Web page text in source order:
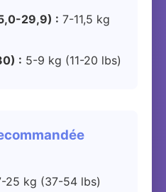
29,9) : 7-11,5 kg
: 5-9 kg (11-20 lbs)
25 kg (37-54 lbs)